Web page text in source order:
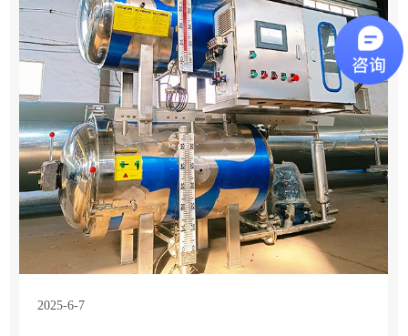
2025-6-7